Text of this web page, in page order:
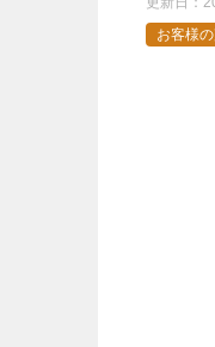
お客様